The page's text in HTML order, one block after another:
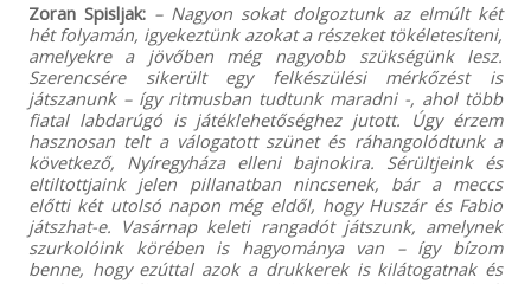
Zoran Spisljak:– Nagyon sokat dolgoztunk az elmúlt két
hét folyamán, igyekeztünk azokat a részeket tökéletesíteni,
amelyekre a jövőben még nagyobb szükségünk lesz.
Szerencsére sikerült egy felkészülési mérkőzést is
játszanunk – így ritmusban tudtunk maradni -, ahol több
fiatal labdarúgó is játéklehetőséghez jutott. Úgy érzem
hasznosan telt a válogatott szünet és ráhangolódtunk a
következő, Nyíregyháza elleni bajnokira. Sérültjeink és
eltiltottjaink jelen pillanatban nincsenek, bár a meccs
előtti két utolsó napon még eldől, hogy Huszár és Fabio
játszhat-e. Vasárnap keleti rangadót játszunk, amelynek
szurkolóink körében is hagyománya van – így bízom
benne, hogy ezúttal azok a drukkerek is kilátogatnak és